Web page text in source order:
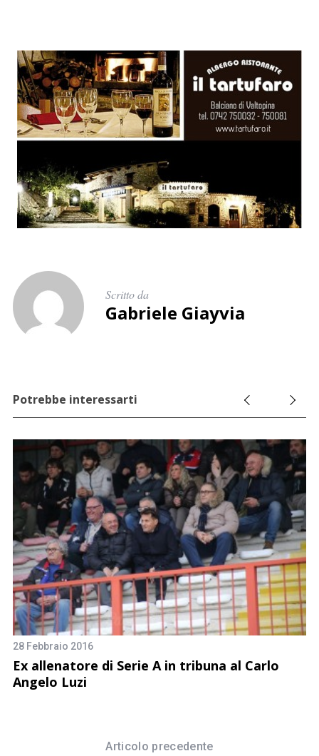
Scritto da
Gabriele Giayvia
Potrebbe interessarti
28 Febbraio 2016
Ex allenatore di Serie A in tribuna al Carlo
Angelo Luzi
Articolo precedente